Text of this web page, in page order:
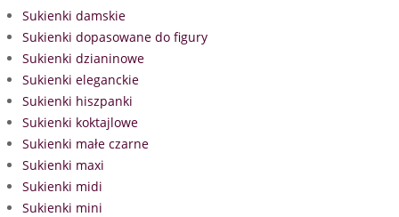
Sukienki damskie
Sukienki dopasowane do figury
Sukienki dzianinowe
Sukienki eleganckie
Sukienki hiszpanki
Sukienki koktajlowe
Sukienki małe czarne
Sukienki maxi
Sukienki midi
Sukienki mini